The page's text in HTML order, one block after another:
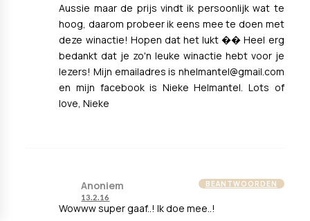
Aussie maar de prijs vindt ik persoonlijk wat te
hoog, daarom probeer ik eens mee te doen met
deze winactie! Hopen dat het lukt �� Heel erg
bedankt dat je zo'n leuke winactie hebt voor je
lezers! Mijn emailadres is nhelmantel@gmail.com
en mijn facebook is Nieke Helmantel. Lots of
love, Nieke
Anoniem
13.2.16
Wowww super gaaf..! Ik doe mee..!
BEANTWOORDEN